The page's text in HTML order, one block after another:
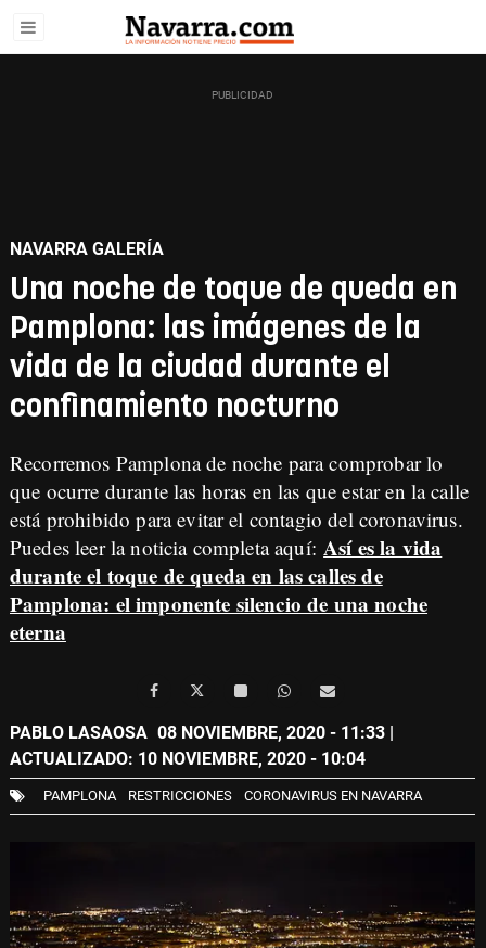
NAVARRA GALERÍA
Una noche de toque de queda en
Pamplona: las imágenes de la
vida de la ciudad durante el
confinamiento nocturno
Recorremos Pamplona de noche para comprobar lo
que ocurre durante las horas en las que estar en la calle
está prohibido para evitar el contagio del coronavirus.
Puedes leer la noticia completa aquí: Así es la vida
durante el toque de queda en las calles de
Pamplona: el imponente silencio de una noche
eterna
PABLO LASAOSA 08 NOVIEMBRE, 2020 - 11:33 |
ACTUALIZADO: 10 NOVIEMBRE, 2020 - 10:04
PAMPLONA RESTRICCIONES CORONAVIRUS EN NAVARRA